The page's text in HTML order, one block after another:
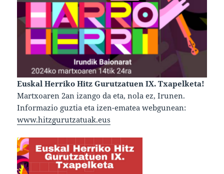
Euskal Herriko Hitz Gurutzatuen IX. Txapelketa!
Martxoaren 2an izango da eta, nola ez, Irunen.
Informazio guztia eta izen-ematea webgunean:
www.hitzgurutzatuak.eus